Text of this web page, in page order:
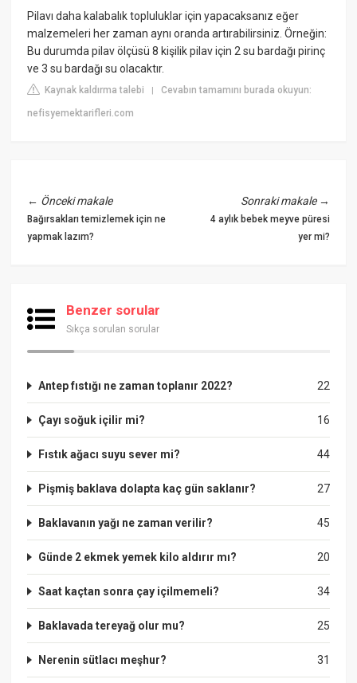
Pilavı daha kalabalık topluluklar için yapacaksanız eğer
malzemeleri her zaman aynı oranda artırabilirsiniz. Örneğin:
Bu durumda pilav ölçüsü 8 kişilik pilav için 2 su bardağı pirinç
ve 3 su bardağı su olacaktır.
Kaynak kaldırma talebi |Cevabın tamamını burada okuyun:
nefisyemektarifleri.com
← Önceki makale
Bağırsakları temizlemek için ne
yapmak lazım?
Sonraki makale→
4 aylık bebek meyve püresi
yer mi?
Benzer sorular
Sıkça sorulan sorular
22
Antep fıstığı ne zaman toplanır 2022?
16
Çayı soğuk içilir mi?
44
Fıstık ağacı suyu sever mi?
27
Pişmiş baklava dolapta kaç gün saklanır?
45
Baklavanın yağı ne zaman verilir?
20
Günde 2 ekmek yemek kilo aldırır mı?
34
Saat kaçtan sonra çay içilmemeli?
25
Baklavada tereyağ olur mu?
31
Nerenin sütlacı meşhur?